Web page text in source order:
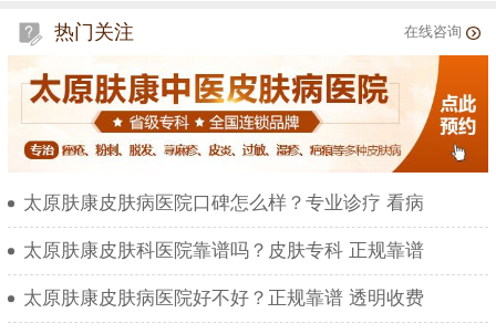
热门关注 在线咨询
太原肤康皮肤病医院口碑怎么样？专业诊疗 看病
太原肤康皮肤科医院靠谱吗？皮肤专科 正规靠谱
太原肤康皮肤病医院好不好？正规靠谱 透明收费